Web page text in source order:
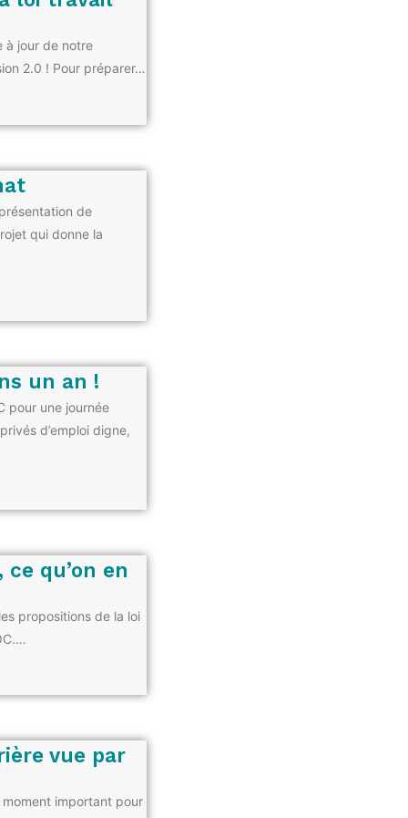
à jour de notre
2.0 ! Pour préparer…
de
qui donne la
un an !
pour une journée
d’emploi digne,
qu’on en
propositions de la loi
vue par
important pour